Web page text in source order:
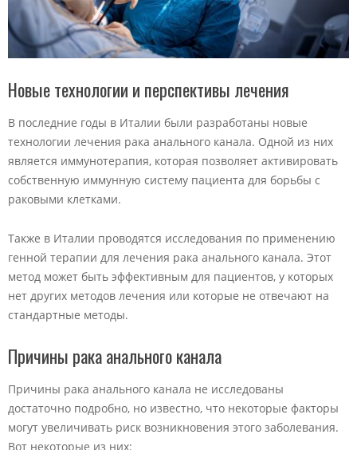
Новые технологии и перспективы лечения
В последние годы в Италии были разработаны новые
технологии лечения рака анального канала. Одной из них
является иммунотерапия, которая позволяет активировать
собственную иммунную систему пациента для борьбы с
раковыми клетками.
Также в Италии проводятся исследования по применению
генной терапии для лечения рака анального канала. Этот
метод может быть эффективным для пациентов, у которых
нет других методов лечения или которые не отвечают на
стандартные методы.
Причины рака анального канала
Причины рака анального канала не исследованы
достаточно подробно, но известно, что некоторые факторы
могут увеличивать риск возникновения этого заболевания.
Вот некоторые из них: